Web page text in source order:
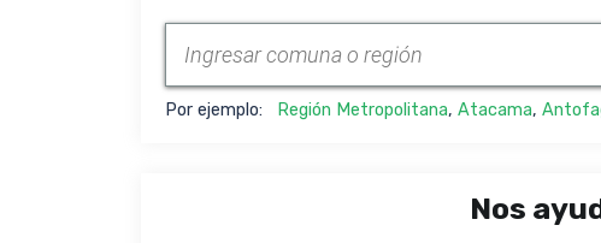
Por ejemplo: Región Metropolitana, Atacama,
Nos